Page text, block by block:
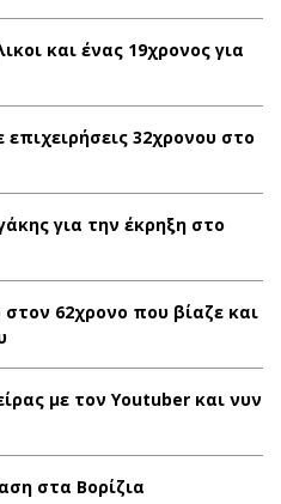
και ένας 19χρονος για
32χρονου στο
για την έκρηξη στο
62χρονο που βίαζε και
με τον Youtuber και νυν
στα Βορίζια